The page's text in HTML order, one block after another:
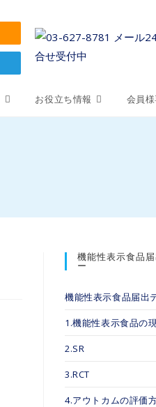
お役立ち情報 会員
機能性表示食品
ー
機能性表示食品届出
1.機能性表示食品の
2.SR
3.RCT
4.アウトカムの評価